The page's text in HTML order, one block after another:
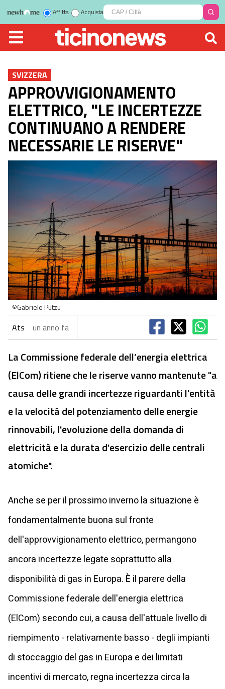
Affitta Acquista
SVIZZERA
APPROVVIGIONAMENTO
ELETTRICO, "LE INCERTEZZE
CONTINUANO A RENDERE
NECESSARIE LE RISERVE"
©Gabriele Putzu
Ats un anno fa
La Commissione federale dell’energia elettrica
(ElCom) ritiene che le riserve vanno mantenute "a
causa delle grandi incertezze riguardanti l'entità
e la velocità del potenziamento delle energie
rinnovabili, l'evoluzione della domanda di
elettricità e la durata d'esercizio delle centrali
atomiche".
Anche se per il prossimo inverno la situazione è
fondamentalmente buona sul fronte
dell'approvvigionamento elettrico, permangono
ancora incertezze legate soprattutto alla
disponibilità di gas in Europa. È il parere della
Commissione federale dell'energia elettrica
(ElCom) secondo cui, a causa dell'attuale livello di
riempimento - relativamente basso - degli impianti
di stoccaggio del gas in Europa e dei limitati
incentivi di mercato, regna incertezza circa la